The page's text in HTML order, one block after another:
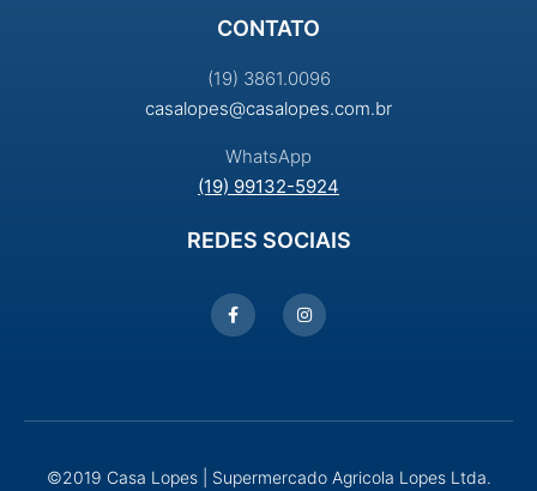
CONTATO
(19) 3861.0096
casalopes@casalopes.com.br
WhatsApp
(19) 99132-5924
REDES SOCIAIS
©2019 Casa Lopes | Supermercado Agricola Lopes Ltda.